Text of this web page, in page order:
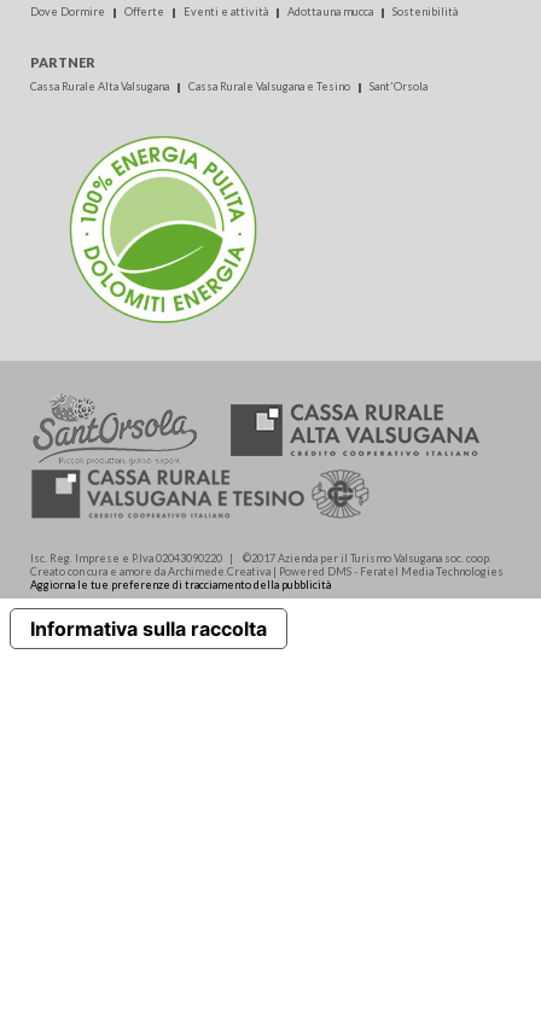
Dove Dormire Offerte Eventi e attività Adotta una mucca Sostenibilità
PARTNER
Cassa Rurale Alta Valsugana Cassa Rurale Valsugana e Tesino Sant'Orsola
Isc. Reg. Imprese e P.Iva 02043090220 | ©2017 Azienda per il Turismo Valsugana soc. coop.
Creato con cura e amore da Archimede.Creativa | Powered DMS - Feratel Media Technologies
Aggiorna le tue preferenze di tracciamento della pubblicità
Informativa sulla raccolta